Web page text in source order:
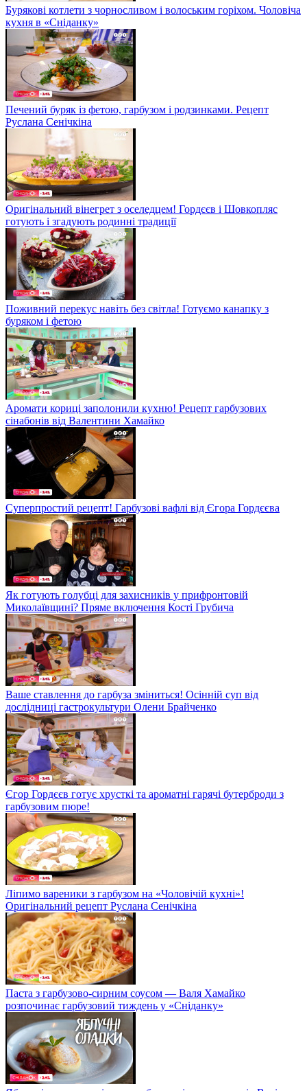
Бурякові котлети з чорносливом і волоським горіхом. Чоловіча
кухня в «Сніданку»
Печений буряк із фетою, гарбузом і родзинками. Рецепт
Руслана Сенічкіна
Оригінальний вінегрет з оселедцем! Гордєєв і Шовкопляс
готують і згадують родинні традиції
Поживний перекус навіть без світла! Готуємо канапку з
буряком і фетою
Аромати кориці заполонили кухню! Рецепт гарбузових
сінабонів від Валентини Хамайко
Суперпростий рецепт! Гарбузові вафлі від Єгора Гордєєва
Як готують голубці для захисників у прифронтовій
Миколаївщині? Пряме включення Кості Грубича
Ваше ставлення до гарбуза зміниться! Осінній суп від
дослідниці гастрокультури Олени Брайченко
Єгор Гордєєв готує хрусткі та ароматні гарячі бутерброди з
гарбузовим пюре!
Ліпимо вареники з гарбузом на «Чоловічій кухні»!
Оригінальний рецепт Руслана Сенічкіна
Паста з гарбузово-сирним соусом — Валя Хамайко
розпочинає гарбузовий тиждень у «Сніданку»